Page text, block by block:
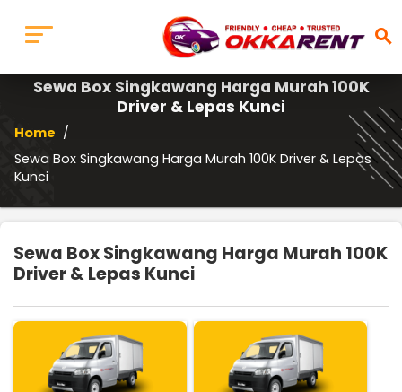
search
Sewa Box Singkawang Harga Murah 100K
Driver & Lepas Kunci
Home /
Sewa Box Singkawang Harga Murah 100K Driver & Lepas
Kunci
Sewa Box Singkawang Harga Murah 100K
Driver & Lepas Kunci